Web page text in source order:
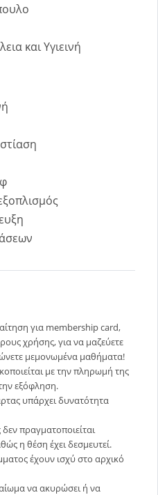
και Υγιεινή
για membership card,
χρήσης, για να μαζεύετε
μεμονωμένα μαθήματα!
με την πληρωμή της
εξόφληση.
υπάρχει δυνατότητα
πραγματοποιείται
η θέση έχει δεσμευτεί.
έχουν ισχύ στο αρχικό
να ακυρώσει ή να